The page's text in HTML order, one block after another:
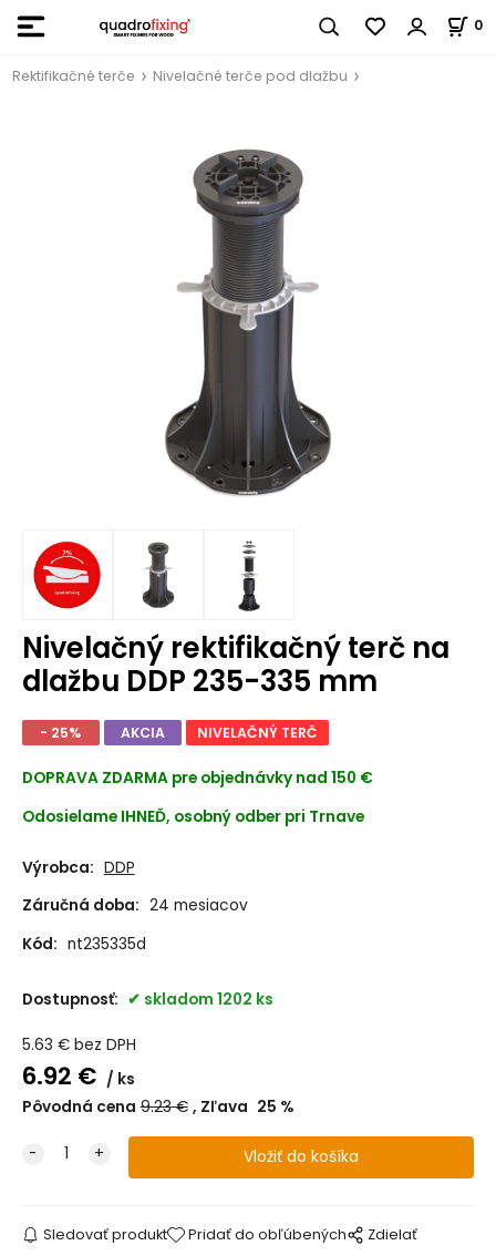
0
Rektifikačné terče Nivelačné terče pod dlažbu
Nivelačný rektifikačný terč na
dlažbu DDP 235-335 mm
- 25% AKCIA NIVELAČNÝ TERČ
DOPRAVA ZDARMA pre objednávky nad 150 €
Odosielame IHNEĎ, osobný odber pri Trnave
Výrobca: DDP
Záručná doba: 24 mesiacov
Kód: nt235335d
Dostupnosť: skladom 1202 ks
5.63 € bez DPH
6.92 €
ks
Pôvodná cena 9.23€ Zľava 25 %
Sledovať produkt Pridať do obľúbených Zdielať